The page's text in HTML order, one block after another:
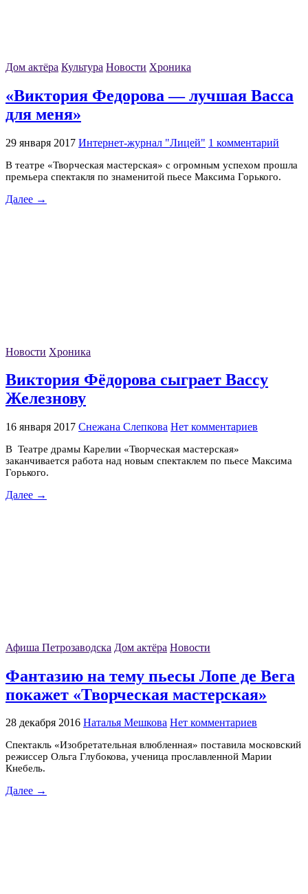
Дом актёра Культура Новости Хроника
«Виктория Федорова — лучшая Васса
для меня»
29 января 2017 Интернет-журнал "Лицей" 1 комментарий
В театре «Творческая мастерская» с огромным успехом прошла
премьера спектакля по знаменитой пьесе Максима Горького.
Далее →
Новости Хроника
Виктория Фёдорова сыграет Вассу
Железнову
16 января 2017 Снежана Слепкова Нет комментариев
В Театре драмы Карелии «Творческая мастерская»
заканчивается работа над новым спектаклем по пьесе Максима
Горького.
Далее →
Афиша Петрозаводска Дом актёра Новости
Фантазию на тему пьесы Лопе де Вега
покажет «Творческая мастерская»
28 декабря 2016 Наталья Мешкова Нет комментариев
Спектакль «Изобретательная влюбленная» поставила московский
режиссер Ольга Глубокова, ученица прославленной Марии
Кнебель.
Далее →